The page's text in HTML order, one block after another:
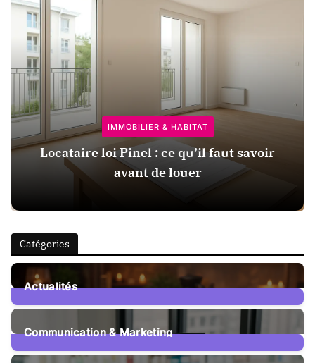
IMMOBILIER & HABITAT
Locataire loi Pinel : ce qu’il faut savoir
avant de louer
Catégories
Actualités
15Posts
Communication & Marketing
12Posts